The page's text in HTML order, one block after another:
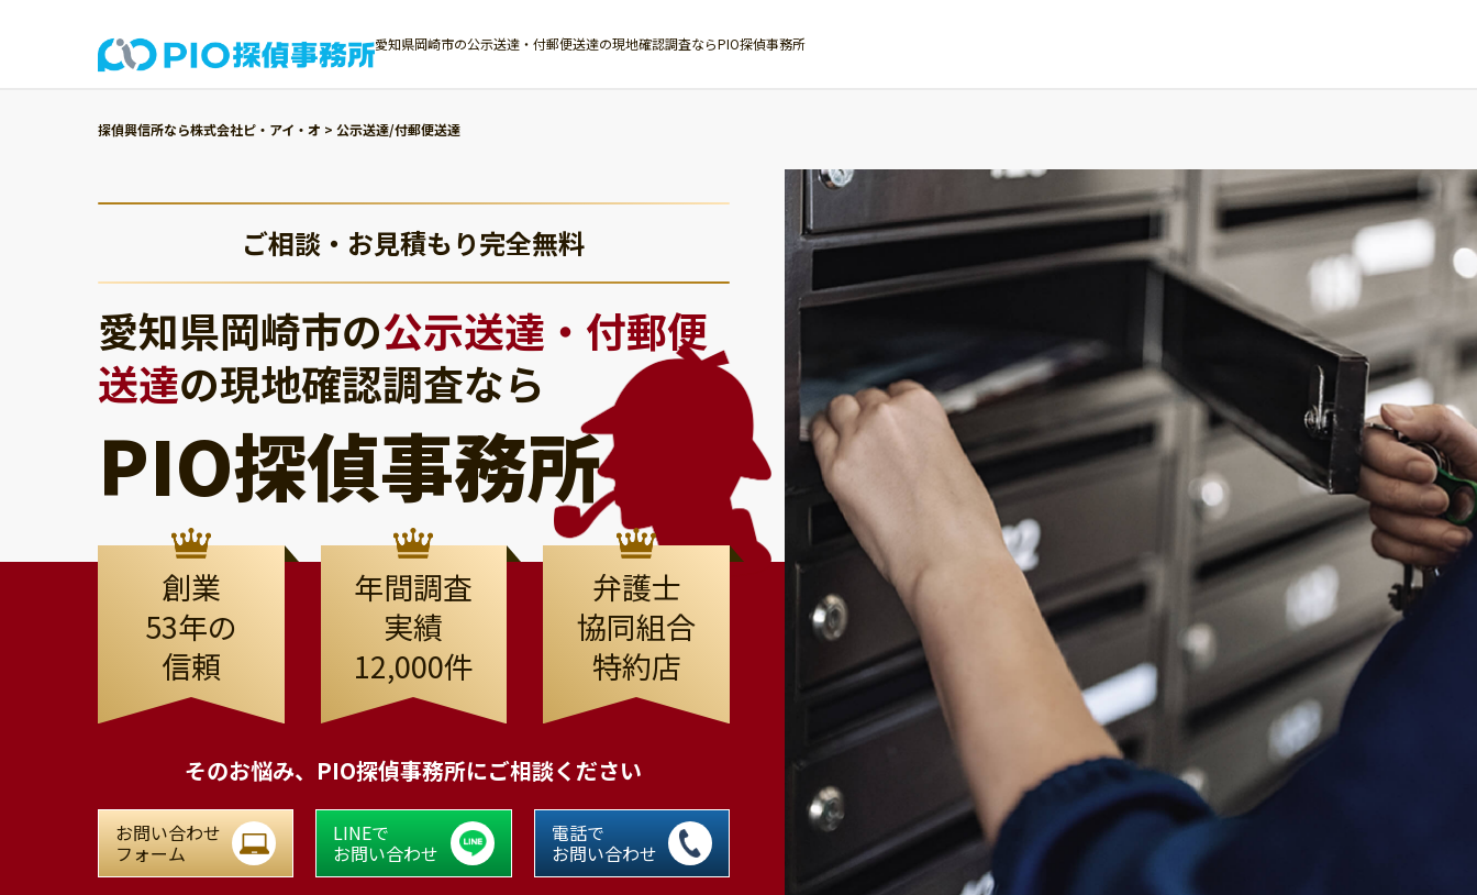
愛知県岡崎市の公示送達・付郵便送達の現地確認調査ならPIO探偵事務所
探偵興信所なら株式会社ピ・アイ・オ > 公示送達/付郵便送達
ご相談・お見積もり完全無料
愛知県岡崎市の公示送達・付郵便
送達の現地確認調査なら
PIO探偵事務所
創業
53年の
信頼
年間調査
実績
12,000件
弁護士
協同組合
特約店
そのお悩み、 PIO探偵事務所にご相談ください
お問い合わせ
フォーム
LINEで
お問い合わせ
電話で
お問い合わせ